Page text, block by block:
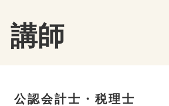
講師
公認会計士・税理士